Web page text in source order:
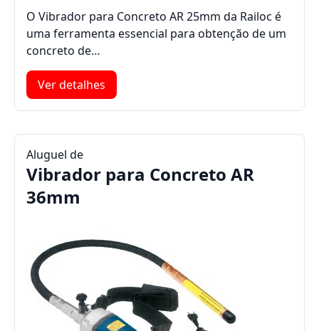
O Vibrador para Concreto AR 25mm da Railoc é
uma ferramenta essencial para obtenção de um
concreto de…
Ver detalhes
Aluguel de
Vibrador para Concreto AR
36mm